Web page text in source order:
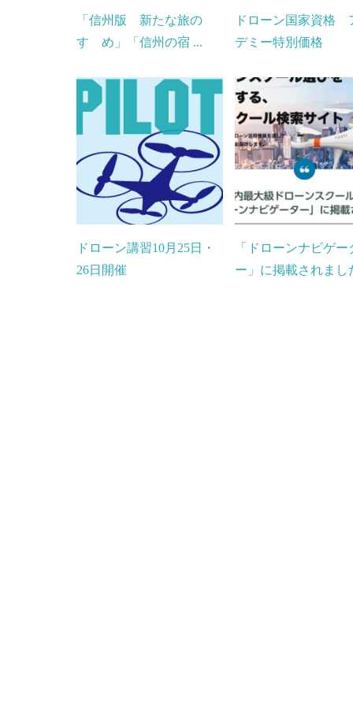
「信州版 新たな旅の
すゝめ」「信州の宿 ...
ドローン国家資格
デミー特別価格
ドローン講習10月25日・
26日開催
「ドローンナビゲー
ー」に掲載されまし